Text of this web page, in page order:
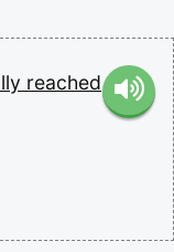
reached